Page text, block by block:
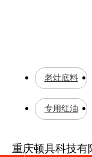
老灶底料
专用红油
重庆顿具科技有